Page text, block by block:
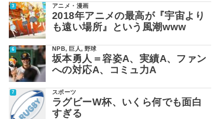
アニメ・漫画
2018年アニメの最高が『宇宙より
も遠い場所』という風潮www
NPB, 巨人, 野球
坂本勇人＝容姿A、実績A、ファン
への対応A、コミュ力A
スポーツ
ラグビーW杯、いくら何でも面白
すぎる